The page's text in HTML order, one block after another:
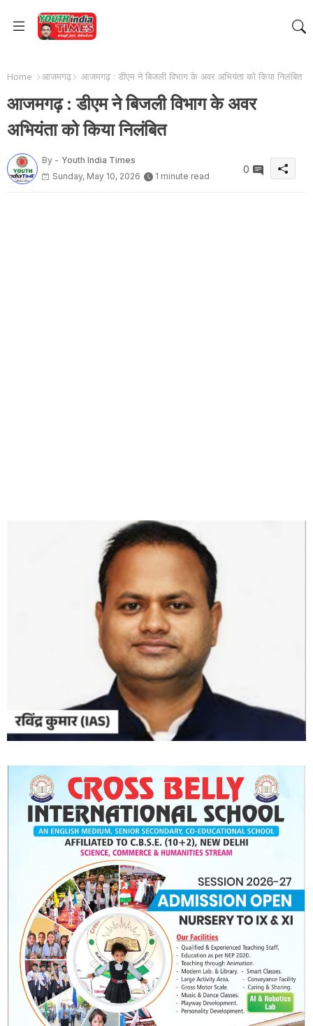
Home आजमगढ़ आजमगढ़ : डीएम ने बिजली विभाग के अवर अभियंता को किया निलंबित
आजमगढ़ : डीएम ने बिजली विभाग के अवर
अभियंता को किया निलंबित
By - Youth India Times
Sunday, May 10, 2026
1 minute read
0